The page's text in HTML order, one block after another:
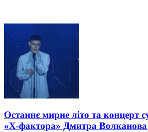
Останнє мирне літо та концерт
«Х-фактора» Дмитра Волканова